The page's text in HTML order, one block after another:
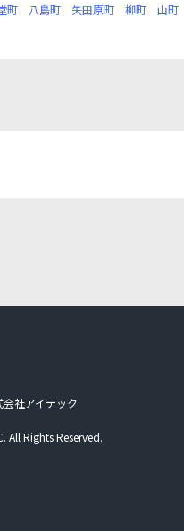
町 八島町 矢田原町 柳町 山町
社アイテック
All Rights Reserved.